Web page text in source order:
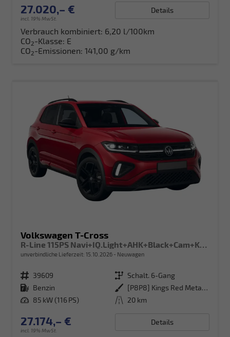
27.020,– €
incl. 19% MwSt.
Details
Verbrauch kombiniert: 6,20 l/100km
CO2-Klasse: E
CO2-Emissionen: 141,00 g/km
Volkswagen T-Cross
unverbindliche Lieferzeit: 15.10.2026 Neuwagen
Fahrzeugnr. 39609 Getriebe Schalt. 6-Gang
Kraftstoff Benzin Außenfarbe
[P8P8] Kings Red Metallic
Leistung 85 kW (116 PS) Kilometerstand 20 km
27.174,– €
incl. 19% MwSt.
Details